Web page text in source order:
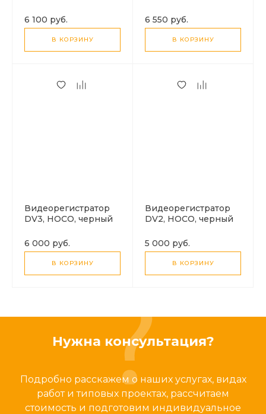
6 100 руб.
В КОРЗИНУ
вида, черный
6 550 руб.
В КОРЗИНУ
Видеорегистратор
DV3, HOCO, черный
6 000 руб.
В КОРЗИНУ
Видеорегистратор
DV2, HOCO, черный
5 000 руб.
В КОРЗИНУ
Нужна консультация?
Подробно расскажем о наших услугах, видах
работ и типовых проектах, рассчитаем
стоимость и подготовим индивидуальное